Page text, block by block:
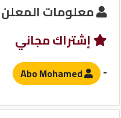
آخرى
مثبت سرعة
قفل مركزى للابواب
معلومات المعلن
إشتراك مجاني
-
Abo Mohamed